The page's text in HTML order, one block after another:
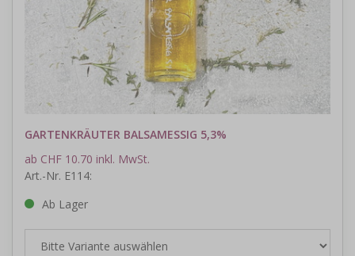
GARTENKRÄUTER BALSAMESSIG 5,3%
ab CHF 10.70 inkl. MwSt.
Art.-Nr. E114:
Ab Lager